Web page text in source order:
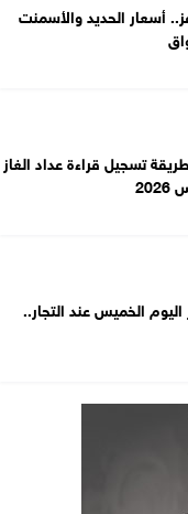
أسعار الحديد والأسمنت
تسجيل قراءة عداد الغاز
الخميس عند التجار..